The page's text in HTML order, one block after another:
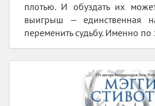
плотью. И обуздать их
выигрыш — единственная
переменить судьбу. Именно по